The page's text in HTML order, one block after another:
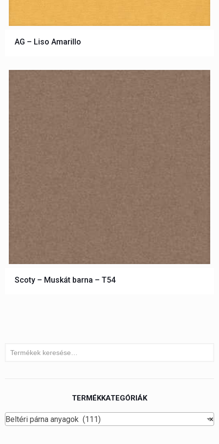
AG – Liso Amarillo
Scoty – Muskát barna – T54
TERMÉKKATEGÓRIÁK
×
Beltéri párna anyagok (111)